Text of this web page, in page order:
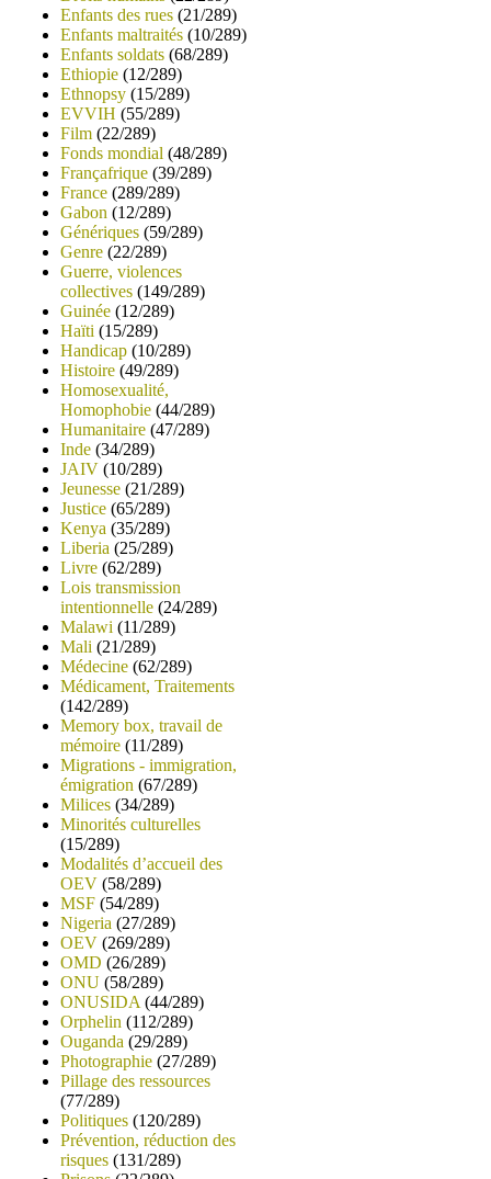
Enfants des rues (21/289)
Enfants maltraités (10/289)
Enfants soldats (68/289)
Ethiopie (12/289)
Ethnopsy (15/289)
EVVIH (55/289)
Film (22/289)
Fonds mondial (48/289)
Françafrique (39/289)
France (289/289)
Gabon (12/289)
Génériques (59/289)
Genre (22/289)
Guerre, violences
collectives (149/289)
Guinée (12/289)
Haïti (15/289)
Handicap (10/289)
Histoire (49/289)
Homosexualité,
Homophobie (44/289)
Humanitaire (47/289)
Inde (34/289)
JAIV (10/289)
Jeunesse (21/289)
Justice (65/289)
Kenya (35/289)
Liberia (25/289)
Livre (62/289)
Lois transmission
intentionnelle (24/289)
Malawi (11/289)
Mali (21/289)
Médecine (62/289)
Médicament, Traitements
(142/289)
Memory box, travail de
mémoire (11/289)
Migrations - immigration,
émigration (67/289)
Milices (34/289)
Minorités culturelles
(15/289)
Modalités d’accueil des
OEV (58/289)
MSF (54/289)
Nigeria (27/289)
OEV (269/289)
OMD (26/289)
ONU (58/289)
ONUSIDA (44/289)
Orphelin (112/289)
Ouganda (29/289)
Photographie (27/289)
Pillage des ressources
(77/289)
Politiques (120/289)
Prévention, réduction des
risques (131/289)